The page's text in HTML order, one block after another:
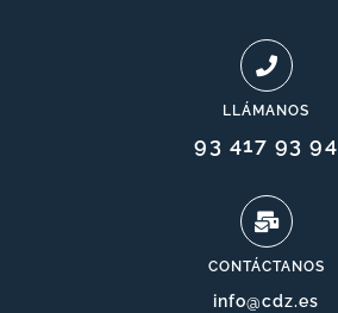
LLÁMANOS
93 417 93 94
CONTÁCTANOS
info@cdz.es